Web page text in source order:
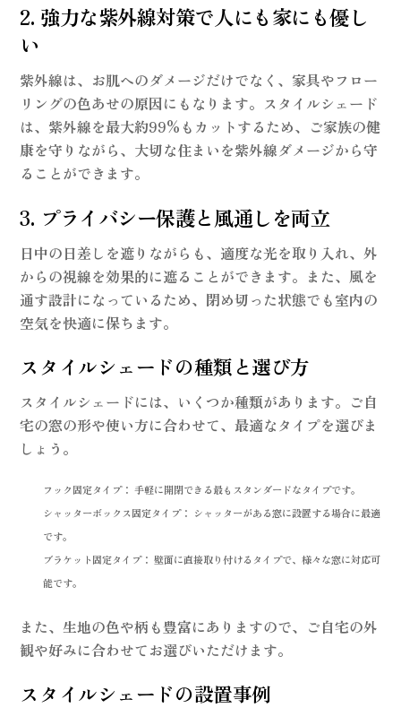
2. 強力な紫外線対策で人にも家にも優し
い
紫外線は、お肌へのダメージだけでなく、家具やフロー
リングの色あせの原因にもなります。スタイルシェード
は、 紫外線を最大約99%もカットするため、ご家族の健
康を守りながら、大切な住まいを紫外線ダメージから守
ることができます。
3. プライバシー保護と風通しを両立
日中の日差しを遮りながらも、適度な光を取り入れ、外
からの視線を効果的に遮ることができます。また、風を
通す設計になっているため、閉め切った状態でも室内の
空気を快適に保ちます。
スタイルシェードの種類と選び方
スタイルシェードには、いくつか種類があります。ご自
宅の窓の形や使い方に合わせて、最適なタイプを選びま
しょう。
フック固定タイプ： 手軽に開閉できる最もスタンダードなタイプです。
シャッターボックス固定タイプ： シャッターがある窓に設置する場合に最適
です。
ブラケット固定タイプ： 壁面に直接取り付けるタイプで、様々な窓に対応可
能です。
また、生地の色や柄も豊富にありますので、ご自宅の外
観や好みに合わせてお選びいただけます。
スタイルシェードの設置事例